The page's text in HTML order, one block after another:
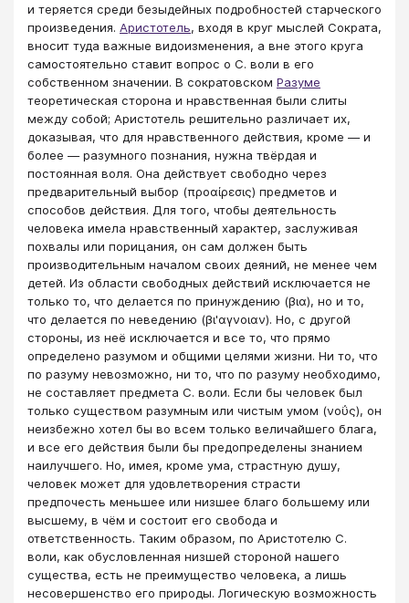
и теряется среди безыдейных подробностей старческого
произведения. Аристотель, входя в круг мыслей Сократа,
вносит туда важные видоизменения, а вне этого круга
самостоятельно ставит вопрос о С. воли в его
собственном значении. В сократовском Разуме
теоретическая сторона и нравственная были слиты
между собой; Аристотель решительно различает их,
доказывая, что для нравственного действия, кроме — и
более — разумного познания, нужна твёрдая и
постоянная воля. Она действует свободно через
предварительный выбор (προαίρεσις) предметов и
способов действия. Для того, чтобы деятельность
человека имела нравственный характер, заслуживая
похвалы или порицания, он сам должен быть
производительным началом своих деяний, не менее чем
детей. Из области свободных действий исключается не
только то, что делается по принуждению (βια), но и то,
что делается по неведению (βι'αγνοιαν). Но, с другой
стороны, из неё исключается и все то, что прямо
определено разумом и общими целями жизни. Ни то, что
по разуму невозможно, ни то, что по разуму необходимо,
не составляет предмета С. воли. Если бы человек был
только существом разумным или чистым умом (νοΰς), он
неизбежно хотел бы во всем только величайшего блага,
и все его действия были бы предопределены знанием
наилучшего. Но, имея, кроме ума, страстную душу,
человек может для удовлетворения страсти
предпочесть меньшее или низшее благо большему или
высшему, в чём и состоит его свобода и
ответственность. Таким образом, по Аристотелю С.
воли, как обусловленная низшей стороной нашего
существа, есть не преимущество человека, а лишь
несовершенство его природы. Логическую возможность